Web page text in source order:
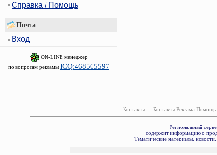
Справка / Помощь
Почта
Вход
ON-LINE менеджер
по вопросам рекламы ICQ:468505597
Контакты: Контакты Реклама Помощь
Региональный
содержит информацию о
Тематические материалы,